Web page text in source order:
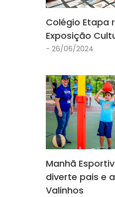
Colégio Etapa
Exposição
- 26/06/2024
Manhã
diverte pais e
Valinhos